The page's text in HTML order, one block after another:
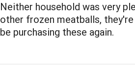
Neither household was very
other frozen meatballs,
be purchasing these again.